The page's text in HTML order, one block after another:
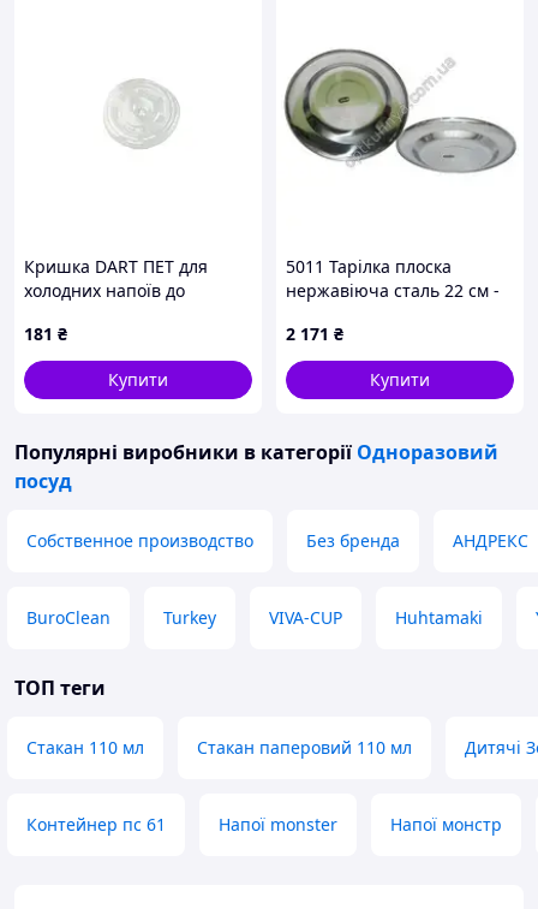
Кришка DART ПЕТ для
холодних напоїв до
480 мл 100 шт/уп Прозора
(41925), BE17017X93
181 ₴
Купити
5011 Тарілка плоска
нержавіюча сталь 22 см -
2 171 ₴
Купити
Популярні виробники в категорії Одноразовий
посуд
Собственное производство Без бренда АНДРЕКС
BuroClean Turkey VIVA-CUP Huhtamaki
ТОП теги
Стакан 110 мл Стакан паперовий 110 мл Дитячі
Контейнер пс 61 Напої monster Напої монстр